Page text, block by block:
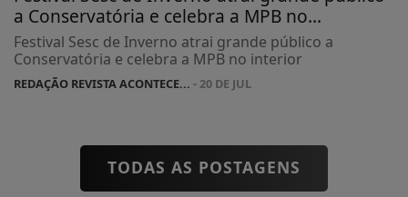
a Conservatória e celebra a MPB no...
Festival Sesc de Inverno atrai grande público a
Conservatória e celebra a MPB no interior
REDAÇÃO REVISTA ACONTECE... - 20 DE JUL
TODAS AS POSTAGENS